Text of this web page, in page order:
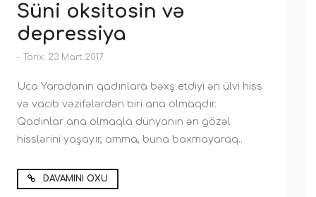
Süni oksitosin və
depressiya
- Tarix: 23 Mart 2017
Uca Yaradanın qadınlara bəxş etdiyi ən ülvi hiss
və vacib vəzifələrdən biri ana olmaqdır.
Qadınlar ana olmaqla dünyanın ən gözəl
hisslərini yaşayır, amma, buna baxmayaraq..
DAVAMINI OXU